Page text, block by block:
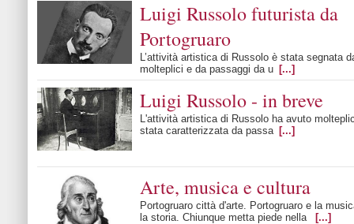
Luigi Russolo futurista da
Portogruaro
L’attività artistica di Russolo è stata segnata
molteplici e da passaggi da u [...]
Luigi Russolo - in breve
L'attività artistica di Russolo ha avuto
stata caratterizzata da passa [...]
Arte, musica e cultura
Portogruaro città d'arte. Portogruaro e la
la storia. Chiunque metta piede nella
[...]